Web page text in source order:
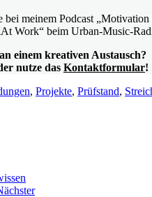
bei meinem Podcast
Work“ beim Urban-Music-
einem kreativen Austausch?
nutze das Kontaktformular!
, Projekte, Prüfstand,